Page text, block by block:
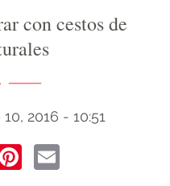
con cestos de
2016 - 10:51
Pinterest
Email